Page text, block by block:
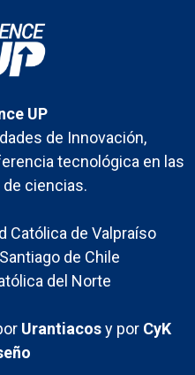
UP
de Innovación,
tecnológica en las
ciencias.
Católica de Valpraíso
de Chile
del Norte
Urantiacosy por CyK